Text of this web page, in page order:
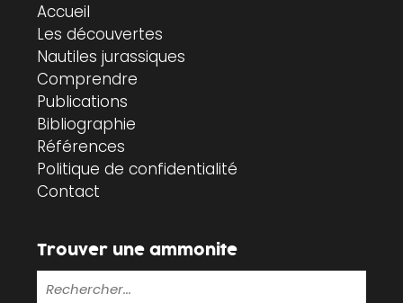
Accueil
Les découvertes
Nautiles jurassiques
Comprendre
Publications
Bibliographie
Références
Politique de confidentialité
Contact
Trouver une ammonite